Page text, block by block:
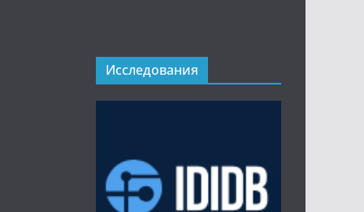
Исследования